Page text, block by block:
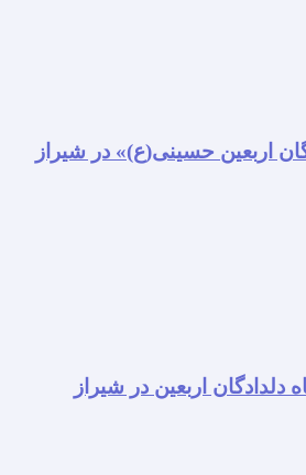
اربعین حسینی(ع)» در شیراز
اربعین در شیراز